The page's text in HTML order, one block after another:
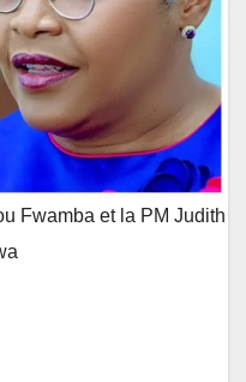
Fwamba et la PM Judith